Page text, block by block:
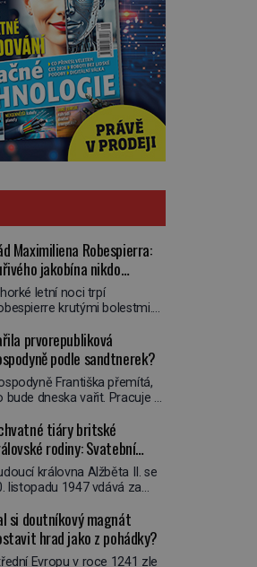
Maximiliena Robespierra:
jakobína nikdo
letní noci trpí
krutými bolestmi.
kolotoč myšlenek. Když se
z mdlob, vzpomene si
jednu z pařížských
kterou před lety
Prorokovala mu
„Robespierre to
hodně daleko,“
o něm jiný významný
revolucionář,
de Mirabeau […]
prvorepubliková
podle sandtnerek?
Františka přemítá,
bude dneska vařit. Pracuje v
jazýček. Zalistuje proto
v jedné ze „sandtnerek“.
že už
chodit s lístky,“
si směrem ke
Ještě v prvních letech
republiky fungoval kvůli
zboží přídělový
tiáry britské
rodiny: Svatební
Alžbětě II. praskl
královna Alžběta II. se
listopadu 1947 vdává za
Aby měla na
ve Westminsteru podle
„něco vypůjčeného“, její
si doutníkový magnát
hrad jako z pohádky?
Evropu v roce 1241 zle